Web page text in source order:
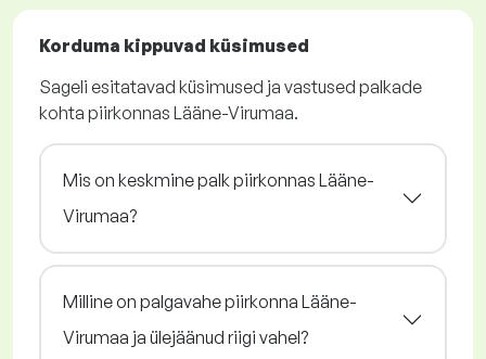
Korduma kippuvad küsimused
Sageli esitatavad küsimused ja vastused palkade
kohta piirkonnas Lääne-Virumaa.
Mis on keskmine palk piirkonnas Lääne-
Virumaa?
Milline on palgavahe piirkonna Lääne-
Virumaa ja ülejäänud riigi vahel?